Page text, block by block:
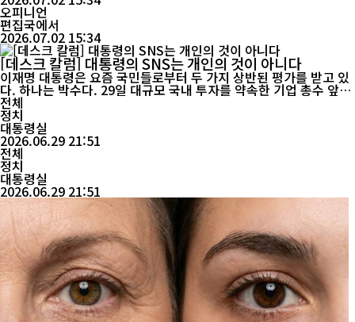
판단하기에는 무리가 있다. 정작 소상공인이 집중되어 있는 제조업,
도매·소매업...
오피니언
편집국에서
2026.07.02 15:34
[데스크 칼럼] 대통령의 SNS는 개인의 것이 아니다
이재명 대통령은 요즘 국민들로부터 두 가지 상반된 평가를 받고 있
다. 하나는 박수다. 29일 대규모 국내 투자를 약속한 기업 총수 앞에
서 90도로 허리를 숙여 인사하는 모습은 많은 국민에게 신선한 충격
을 줬다. 대통령이 자존심보다 국익을 앞세우는 모습을 보여줬다는
평가였다. 국가경제를 위해 필요하다면 몸을 낮출 줄 아는 지도자는
흔치 않다. 그러나 또 다른 장면에서는 ...
전체
정치
대통령실
2026.06.29 21:51
전체
정치
대통령실
2026.06.29 21:51